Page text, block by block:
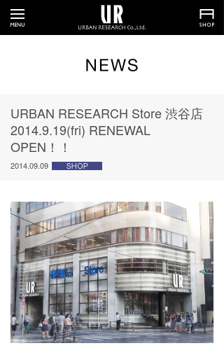
URBAN RESEARCH Store 渋谷店
2014.9.19(fri) RENEWAL
OPEN！！
2014.09.09